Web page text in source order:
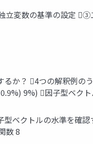
立変数の基準の設定
か？ 4つの解釈例の
9%) 因子型ベク
ベクトルの水準を確
数 8